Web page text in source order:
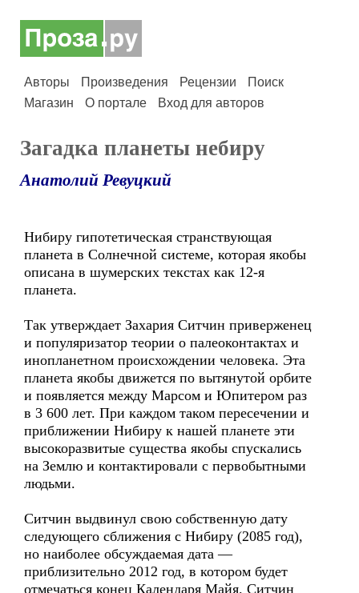
Авторы Произведения Рецензии
Поиск
Магазин
О портале Вход для авторов
Загадка планеты небиру
Анатолий Ревуцкий
Нибиру гипотетическая странствующая
планета в Солнечной системе, которая якобы
описана в шумерских текстах как 12-я
планета.
Так утверждает Захария Ситчин приверженец
и популяризатор теории о палеоконтактах и
инопланетном происхождении человека. Эта
планета якобы движется по вытянутой орбите
и появляется между Марсом и Юпитером раз
в 3 600 лет. При каждом таком пересечении и
приближении Нибиру к нашей планете эти
высокоразвитые существа якобы спускались
на Землю и контактировали с первобытными
людьми.
Ситчин выдвинул свою собственную дату
следующего сближения с Нибиру (2085 год),
но наиболее обсуждаемая дата —
приблизительно 2012 год, в котором будет
отмечаться конец Календаря Майя. Ситчин